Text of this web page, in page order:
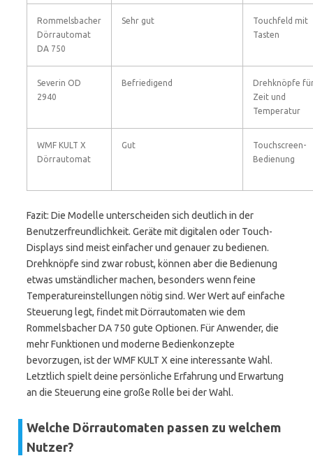
Rommelsbacher
Dörrautomat
DA 750
Sehr gut
Touchfeld mit
Tasten
Severin OD
2940
Befriedigend
Drehknöpfe
Zeit und
Temperatur
WMF KULT X
Dörrautomat
Gut
Touchscreen-
Bedienung
Fazit: Die Modelle unterscheiden sich deutlich in der
Benutzerfreundlichkeit. Geräte mit digitalen oder Touch-
Displays sind meist einfacher und genauer zu bedienen.
Drehknöpfe sind zwar robust, können aber die Bedienung
etwas umständlicher machen, besonders wenn feine
Temperatureinstellungen nötig sind. Wer Wert auf einfache
Steuerung legt, findet mit Dörrautomaten wie dem
Rommelsbacher DA 750 gute Optionen. Für Anwender, die
mehr Funktionen und moderne Bedienkonzepte
bevorzugen, ist der WMF KULT X eine interessante Wahl.
Letztlich spielt deine persönliche Erfahrung und Erwartung
an die Steuerung eine große Rolle bei der Wahl.
Welche Dörrautomaten passen zu welchem
Nutzer?